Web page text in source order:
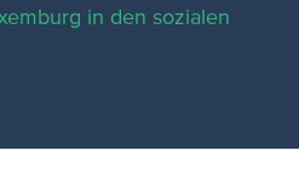
in den sozialen